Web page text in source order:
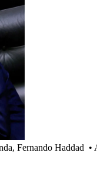
Fernando Haddad •